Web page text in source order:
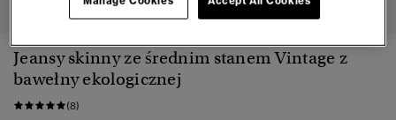
Jeansy skinny ze średnim stanem Vintage z
bawełny ekologicznej
(8)